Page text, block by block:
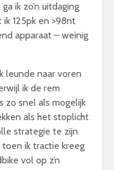
ik zo’n uitdaging
125pk en >98nt
apparaat – weinig
leunde naar voren
ik de rem
zo snel als mogelijk
als het stoplicht
strategie te zijn
ik tractie kreeg
vol op z’n